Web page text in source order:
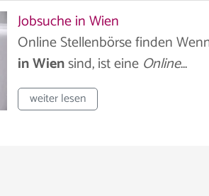
Jobsuche in Wien
Online Stellenbörse finden
in Wiensind, ist eine Online...
weiter lesen